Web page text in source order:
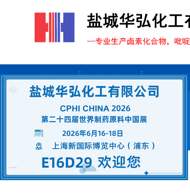
网站首页 关于我们 产品中心